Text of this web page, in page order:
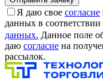
Я даю свое согласие
данных в соответствии
данных. Данное поле
даю согласие на
рассылок.